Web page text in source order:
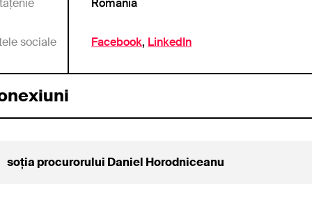
Romania
sociale Facebook LinkedIn
soția procurorului Daniel Horodniceanu